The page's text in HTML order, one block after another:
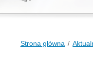
Strona główna